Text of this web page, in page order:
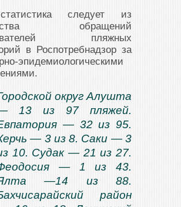
следует из
обращений
пляжных
в Роспотребнадзор за
эпидемиологическими
округ Алушта
13 из 97 пляжей.
— 32 из 95.
— 3 из 8. Саки — 3
10. Судак — 21 из 27.
— 1 из 43.
—14 из 88.
район